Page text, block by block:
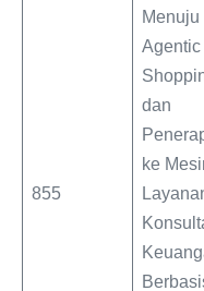
855
Menuju
Agentic
dan
ke